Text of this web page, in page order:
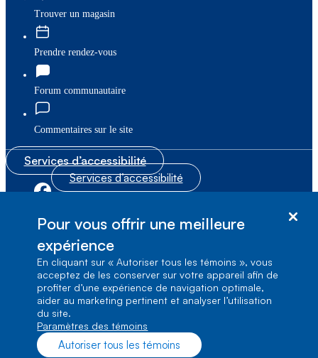
Trouver un magasin
Prendre rendez-vous
Forum communautaire
Commentaires sur le site
Services d’accessibilité
Services d’accessibilité
1, carrefour Alexander-Graham-Bell, Aile A-7,
Verdun, Québec, H3E 3B3
Pour vous offrir une meilleure
expérience
En cliquant sur « Autoriser tous les témoins », vous
acceptez de les conserver sur votre appareil afin de
profiter d’une expérience de navigation optimale,
aider au marketing pertinent et analyser l’utilisation
du site.
Paramètres des témoins
Autoriser tous les témoins